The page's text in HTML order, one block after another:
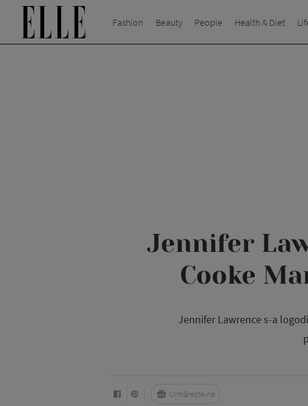
Fashion Beauty People Health & Diet
Jennifer
Cooke
Jennifer Lawrence s-a
Urmărește-ne